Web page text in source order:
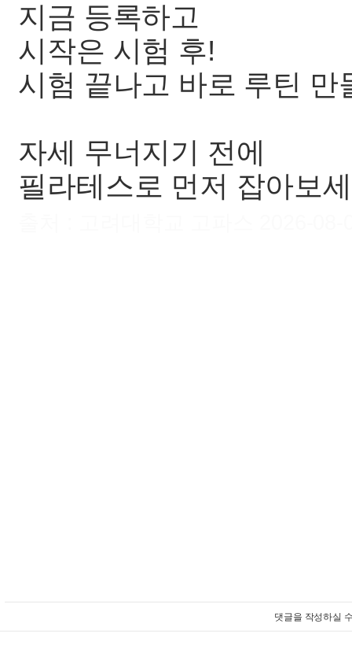
지금 등록하고
시작은 시험 후!
시험 끝나고 바로 루틴 만
자세 무너지기 전에
필라테스로 먼저 잡아보
댓글을 작성하실